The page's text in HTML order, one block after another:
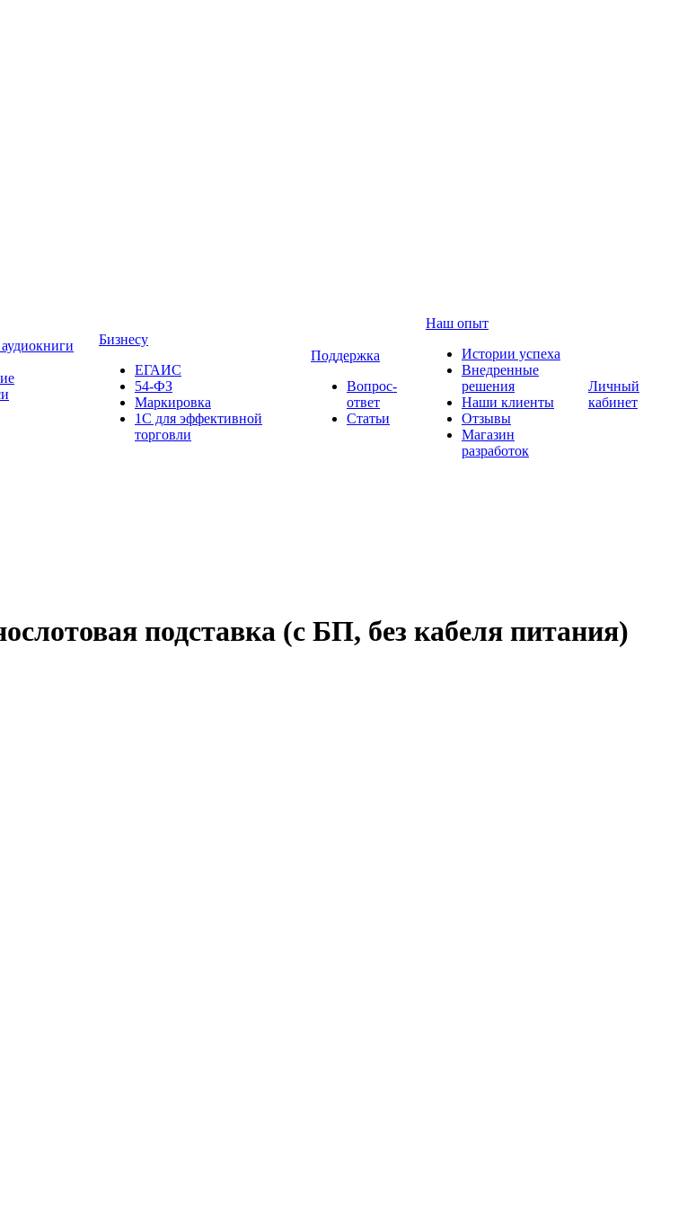
Бизнесу
ЕГАИС
54-ФЗ
Маркировка
1С для эффективной
торговли
Поддержка
Вопрос-
ответ
Статьи
Наш опыт
Истории успеха
Внедренные
решения
Наши клиенты
Отзывы
Магазин
разработок
Личный
кабинет
подставка (с БП, без кабеля питания)